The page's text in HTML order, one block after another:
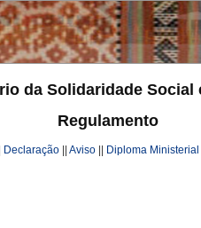
da Solidaridade Social
Regulamento
Declaração || Aviso || Diploma Ministerial